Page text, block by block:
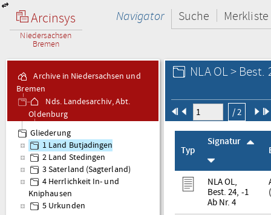
Arcinsys
Niedersachsen
Bremen
Navigator Suche Merkliste
Archive in Niedersachsen und
Bremen
Nds. Landesarchiv, Abt.
Oldenburg
Landesgemeinden
Gliederung
1 Land Butjadingen
2 Land Stedingen
3 Saterland (Sagterland)
4 Herrlichkeit In- und
Kniphausen
5 Urkunden
NLA OL >
/ 2
Typ
Signatur
NLA OL,
Best. 24, -1
Ab Nr. 4